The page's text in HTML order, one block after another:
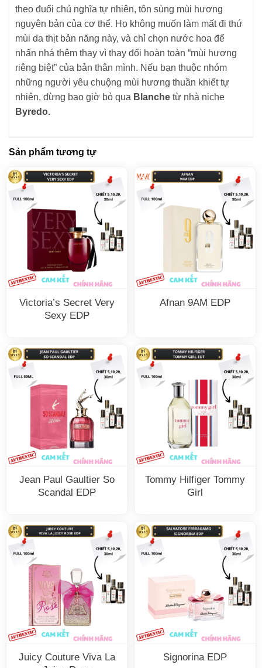
theo đuổi chủ nghĩa tự nhiên, tôn sùng mùi hương
nguyên bản của cơ thể. Họ không muốn làm mất đi thứ
mùi da thịt bản năng này, và chỉ chọn nước hoa để
nhấn nhá thêm thay vì thay đổi hoàn toàn “mùi hương
riêng biệt” của bản thân mình. Nếu bạn thuộc nhóm
những người yêu chuộng mùi hương thuần khiết tự
nhiên, đừng bao giờ bỏ qua Blanche từ nhà niche
Byredo.
Sản phẩm tương tự
Victoria’s Secret Very
Sexy EDP
Afnan 9AM EDP
Jean Paul Gaultier So
Scandal EDP
Tommy Hilfiger Tommy
Girl
Juicy Couture Viva La
Signorina EDP